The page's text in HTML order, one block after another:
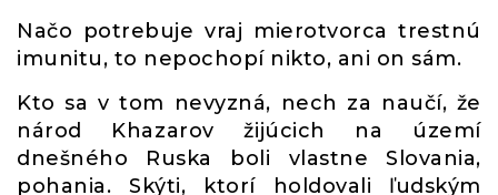
Načo potrebuje vraj mierotvorca trestnú
imunitu, to nepochopí nikto, ani on sám.
Kto sa v tom nevyzná, nech za naučí, že
národ Khazarov žijúcich na území
dnešného Ruska boli vlastne Slovania,
pohania. Skýti, ktorí holdovali ľudským